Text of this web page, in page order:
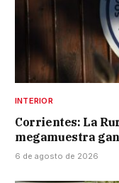
INTERIOR
Corrientes: La
megamuestra
6 de agosto de 2026